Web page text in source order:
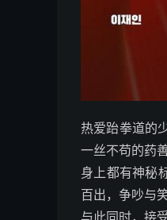
热爱跆拳道的
一丝不苟的药
身上都有神秘
百出，争吵与